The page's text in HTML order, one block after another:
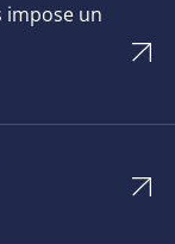
impose un